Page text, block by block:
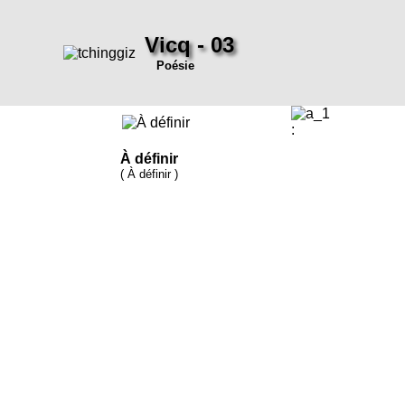
Vicq - 03
Poésie
À définir
( À définir )
: